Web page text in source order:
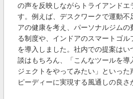
の声を反映しながらトライアンドエ
す。例えば、デスクワークで運動不
アの健康を考え、パーソナルジムの
る制度や、インドアのスマートゴル
を導入しました。社内での提案はい
談はもちろん、「こんなツールを導
ジェクトをやってみたい」といった
ピーディーに実現する風通しの良さ